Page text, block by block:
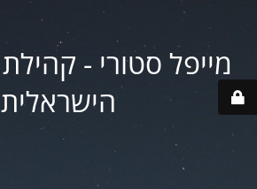
מייפל סטורי -
הישראלית